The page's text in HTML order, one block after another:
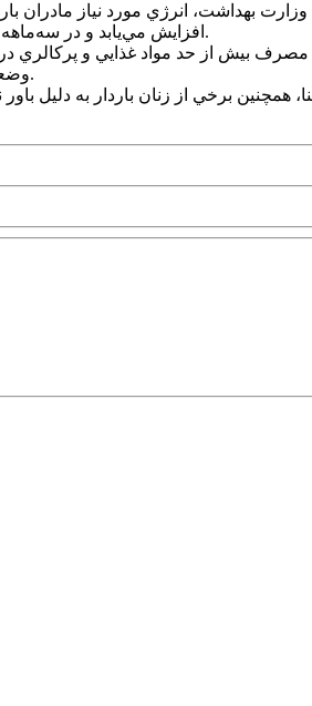
افزايش مي‌يابد و در سه‌ماهه سوم نيز فقط 112 کيلوکالري ديگر به آن اضافه مي‌شود. بنابراين باور غلطي است که "خانم باردار بايد براي دو نفر غذا بخورد.
وضعيت خطر ابتلا به بيماري‌هايي نظير ديابت بارداري و پرفشاري خون را افزايش مي‌دهد و سلامت جنين را نيز به خطر مي‌اندازد.
همچنين برخي از زنان باردار به دليل